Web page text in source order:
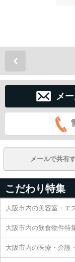
メ
メールで共有
こだわり特集
大阪市内の美容室・エ
大阪市内の飲食物件特
大阪市内の医療・介護